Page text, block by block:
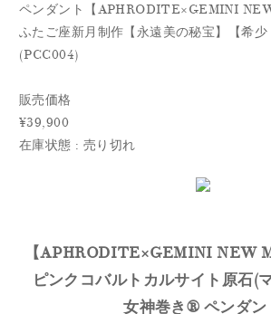
ペンダント【APHRODITE×GEMINI
ふたご座新月制作【永遠美の秘宝】【希少
(PCC004)
販売価格
¥39,900
在庫状態 : 売り切れ
【APHRODITE×GEMINI NEW
ピンクコバルトカルサイト原石(
女神巻き® ペンダン